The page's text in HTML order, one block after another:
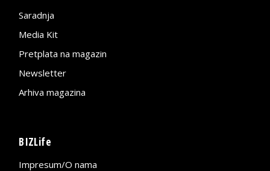
Saradnja
Media Kit
Pretplata na magazin
Newsletter
Arhiva magazina
BIZLife
Impresum/O nama